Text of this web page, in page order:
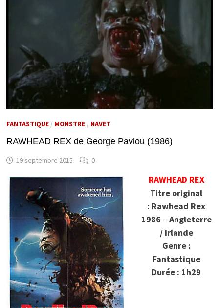
FANTASTIQUE/ MONSTRE/ NAVET
RAWHEAD REX de George Pavlou (1986)
19 septembre 2015 0
RAWHEAD REX
Titre original
: Rawhead Rex
1986 – Angleterre
/ Irlande
Genre :
Fantastique
Durée : 1h29